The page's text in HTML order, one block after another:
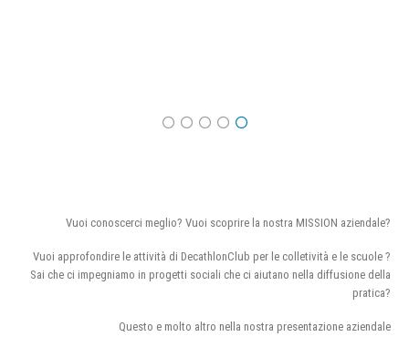
Vuoi conoscerci meglio? Vuoi scoprire la nostra MISSION aziendale?
Vuoi approfondire le attività di DecathlonClub per le colletività e le scuole ?
Sai che ci impegniamo in progetti sociali che ci aiutano nella diffusione della
pratica?
Questo e molto altro nella nostra presentazione aziendale